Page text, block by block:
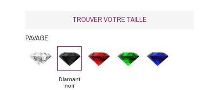
TROUVER VOTRE TAILLE
PAVAGE
Diamant
Diamant
noir
Diamant
noir
Rubis Emeraude Saphir
bleu